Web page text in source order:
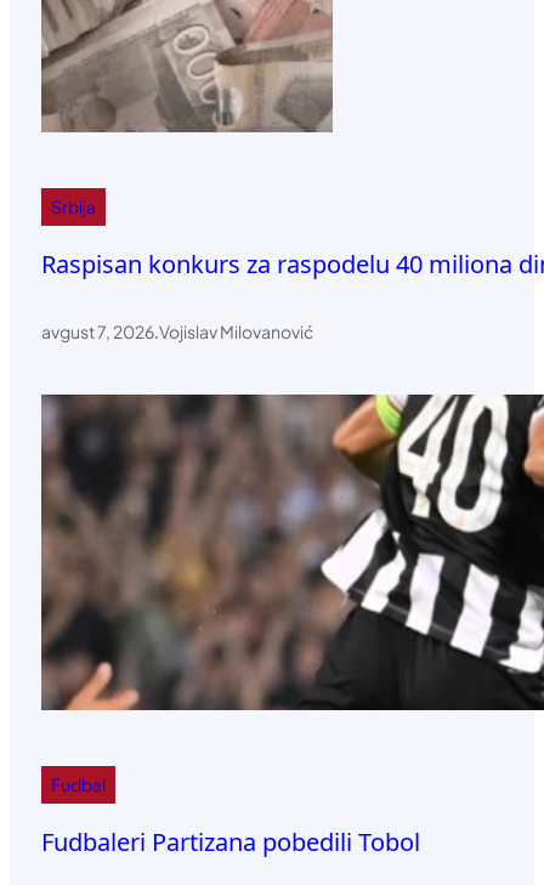
Srbija
Raspisan konkurs za raspodelu 40 miliona
avgust 7, 2026.Vojislav Milovanović
Fudbal
Fudbaleri Partizana pobedili Tobol